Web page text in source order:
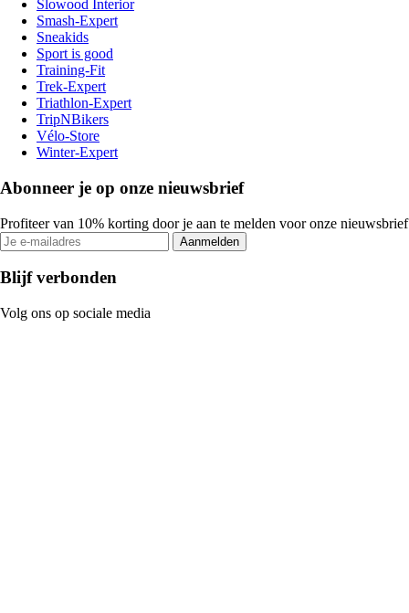
Slowood Interior
Smash-Expert
Sneakids
Sport is good
Training-Fit
Trek-Expert
Triathlon-Expert
TripNBikers
Vélo-Store
Winter-Expert
Abonneer je op onze nieuwsbrief
Profiteer van 10% korting door je aan te melden voor onze nieuwsbrief
Aanmelden
Blijf verbonden
Volg ons op sociale media